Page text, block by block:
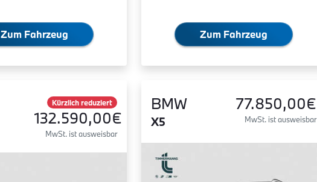
Zum Fahrzeug Zum Fahrzeug
Kürzlich reduziert
132.590,00€
MwSt. ist ausweisbar
BMW
X5
77.850,00€
MwSt. ist ausweisbar